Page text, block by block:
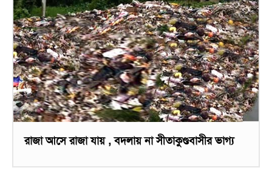
রাজা আসে রাজা যায় , বদলায় না সীতাকুণ্ডবাসীর ভাগ্য